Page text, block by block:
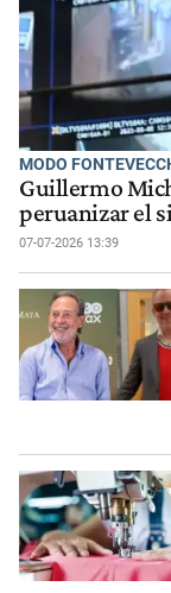
MODO
Guillermo
peruanizar el
07-07-2026 13:39